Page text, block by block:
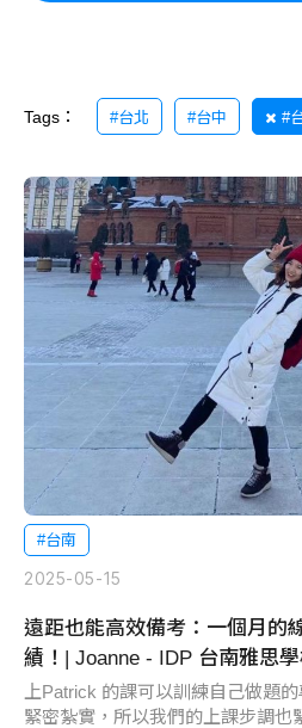
Tags： #台北 #台中 #
#台南
2025-05-15
遠距也能高效備考：一個月的
績！| Joanne - IDP 台南雅思
上Patrick 的課可以訓練自己做題
緊密紮實，所以我們的上課步調也